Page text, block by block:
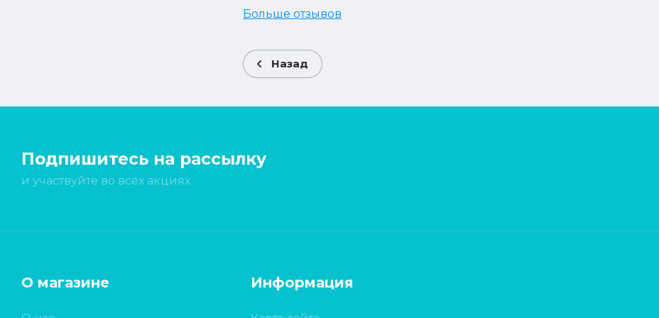
Больше отзывов
Назад
Подпишитесь на рассылку
и участвуйте во всех акциях
О магазине Информация